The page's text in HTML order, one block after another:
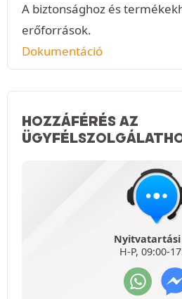
A biztonsághoz és
erőforrások.
Dokumentáció
HOZZÁFÉRÉS AZ
Nyitvatartási
H-P, 09:00-